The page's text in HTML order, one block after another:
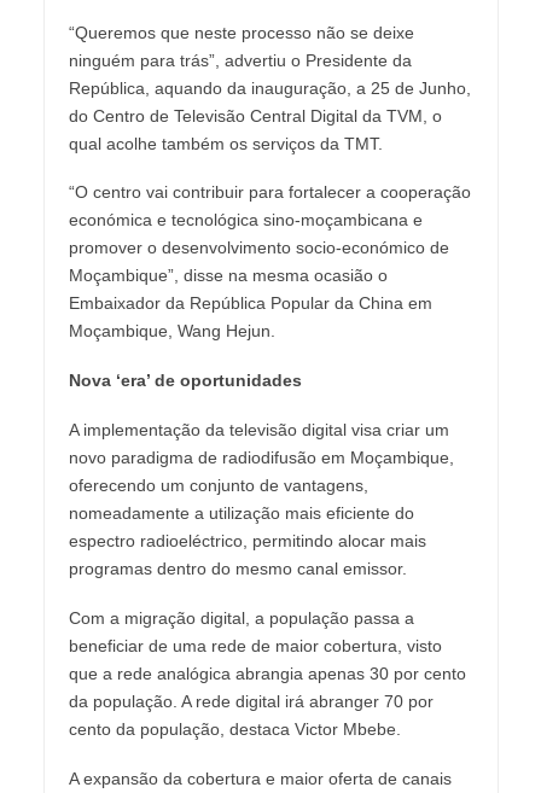
“Queremos que neste processo não se deixe
ninguém para trás”, advertiu o Presidente da
República, aquando da inauguração, a 25 de Junho,
do Centro de Televisão Central Digital da TVM, o
qual acolhe também os serviços da TMT.
“O centro vai contribuir para fortalecer a cooperação
económica e tecnológica sino-moçambicana e
promover o desenvolvimento socio-económico de
Moçambique”, disse na mesma ocasião o
Embaixador da República Popular da China em
Moçambique, Wang Hejun.
Nova ‘era’ de oportunidades
A implementação da televisão digital visa criar um
novo paradigma de radiodifusão em Moçambique,
oferecendo um conjunto de vantagens,
nomeadamente a utilização mais eficiente do
espectro radioeléctrico, permitindo alocar mais
programas dentro do mesmo canal emissor.
Com a migração digital, a população passa a
beneficiar de uma rede de maior cobertura, visto
que a rede analógica abrangia apenas 30 por cento
da população. A rede digital irá abranger 70 por
cento da população, destaca Victor Mbebe.
A expansão da cobertura e maior oferta de canais